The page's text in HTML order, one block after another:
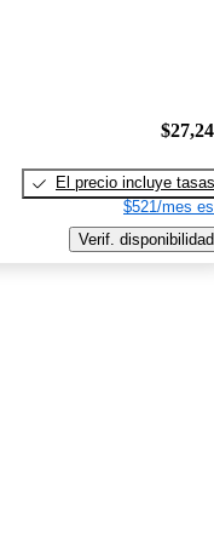
El precio incluye tasas
$521/mes
Verif. disponibilidad